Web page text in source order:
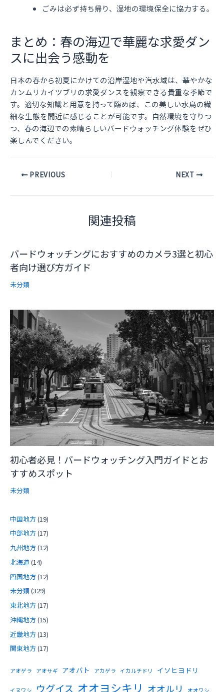
ごみは必ず持ち帰り、湿地の環境保全に協力する。
まとめ：春の海辺で華麗な求愛ダン
スに出会う感動を
日本の春から初夏にかけての沿岸湿地や汽水域は、華やかな
カンムリカイツブリの求愛ダンスを観察できる貴重な季節で
す。適切な知識と用意を持って臨めば、この美しい水鳥の繊
細な生態を間近に感じることが可能です。自然環境を守りつ
つ、春の海辺での素晴らしいバードウォッチング体験をぜひ
楽しんでください。
PostPREVIOUS NEXT
関連投稿
バードウォッチングにおすすめのカメラ3選と初心
者向け選び方ガイド
未分類
初心者必見！バードウォッチング入門ガイドとお
すすめスポット
未分類
中国地方(19)
中部地方(17)
九州地方(12)
北海道 (14)
四国地方(12)
未分類(329)
東北地方(17)
沖縄地方(15)
近畿地方(13)
関東地方(17)
アオゲラ アオサギ アオバト アカゲラ イカルチドリ イソヒヨドリ
イヌワシ ウグイス オオヨシキリ オオルリ オオワシ